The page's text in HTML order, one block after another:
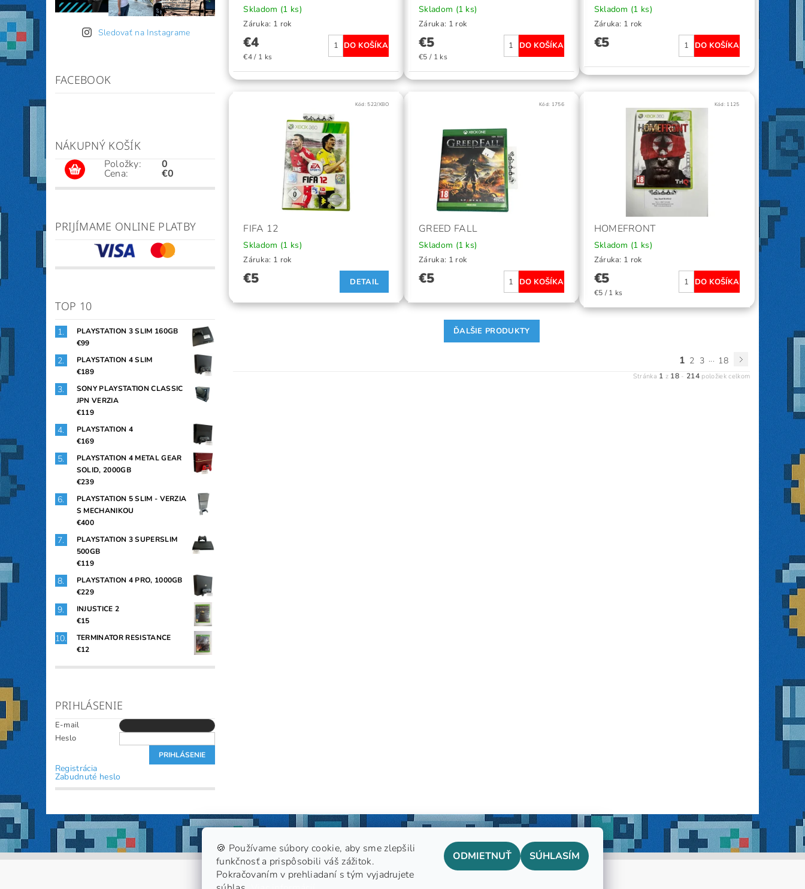
Sledovať na Instagrame
FACEBOOK
NÁKUPNÝ KOŠÍK
Položky:
Cena:
0
€0
PRIJÍMAME ONLINE PLATBY
TOP 10
PLAYSTATION 3 SLIM 160GB
€99
PLAYSTATION 4 SLIM
€189
SONY PLAYSTATION CLASSIC
JPN VERZIA
€119
PLAYSTATION 4
€169
PLAYSTATION 4 METAL GEAR
SOLID, 2000GB
€239
PLAYSTATION 5 SLIM - VERZIA
S MECHANIKOU
€400
PLAYSTATION 3 SUPERSLIM
500GB
€119
PLAYSTATION 4 PRO, 1000GB
€229
INJUSTICE 2
€15
TERMINATOR RESISTANCE
€12
PRIHLÁSENIE
E-mail
Heslo
Registrácia
Zabudnuté heslo
Skladom (1 ks)
Záruka: 1 rok
€4
€4 / 1 ks
Skladom (1 ks)
Záruka: 1 rok
€5
€5 / 1 ks
Skladom (1 ks)
Záruka: 1 rok
€5
Kód: 522/XBO
FIFA 12
Skladom (1 ks)
Záruka: 1 rok
€5 DETAIL
Kód: 1756
GREED FALL
Skladom (1 ks)
Záruka: 1 rok
€5
Kód: 1125
HOMEFRONT
Skladom (1 ks)
Záruka: 1 rok
€5
€5 / 1 ks
ĎALŠIE PRODUKTY
1 2 3 ... 18
Stránka 1 z 18 -214 položiek celkom
GDPR
🍪 Používame súbory cookie, aby sme zlepšili
funkčnosť a prispôsobili váš zážitok.
Pokračovaním v prehliadaní s tým vyjadrujete
ODMIETNUŤ SÚHLASÍM